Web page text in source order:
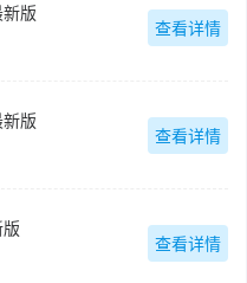
版
查看详情
版
查看详情
查看详情